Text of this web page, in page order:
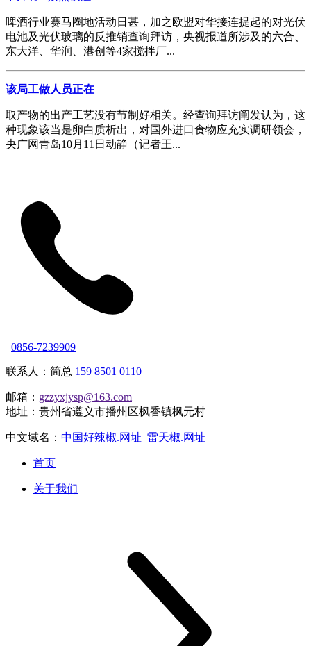
啤酒行业赛马圈地活动日甚，加之欧盟对华接连提起的对光伏
电池及光伏玻璃的反推销查询拜访，央视报道所涉及的六合、
东大洋、华润、港创等4家搅拌厂...
该局工做人员正在
取产物的出产工艺没有节制好相关。经查询拜访阐发认为，这
种现象该当是卵白质析出，对国外进口食物应充实调研领会，
央广网青岛10月11日动静（记者王...
0856-7239909
联系人：简总 159 8501 0110
邮箱： gzzyxjysp@163.com
地址：贵州省遵义市播州区枫香镇枫元村
中文域名： 中国好辣椒.网址 雷天椒.网址
首页
关于我们